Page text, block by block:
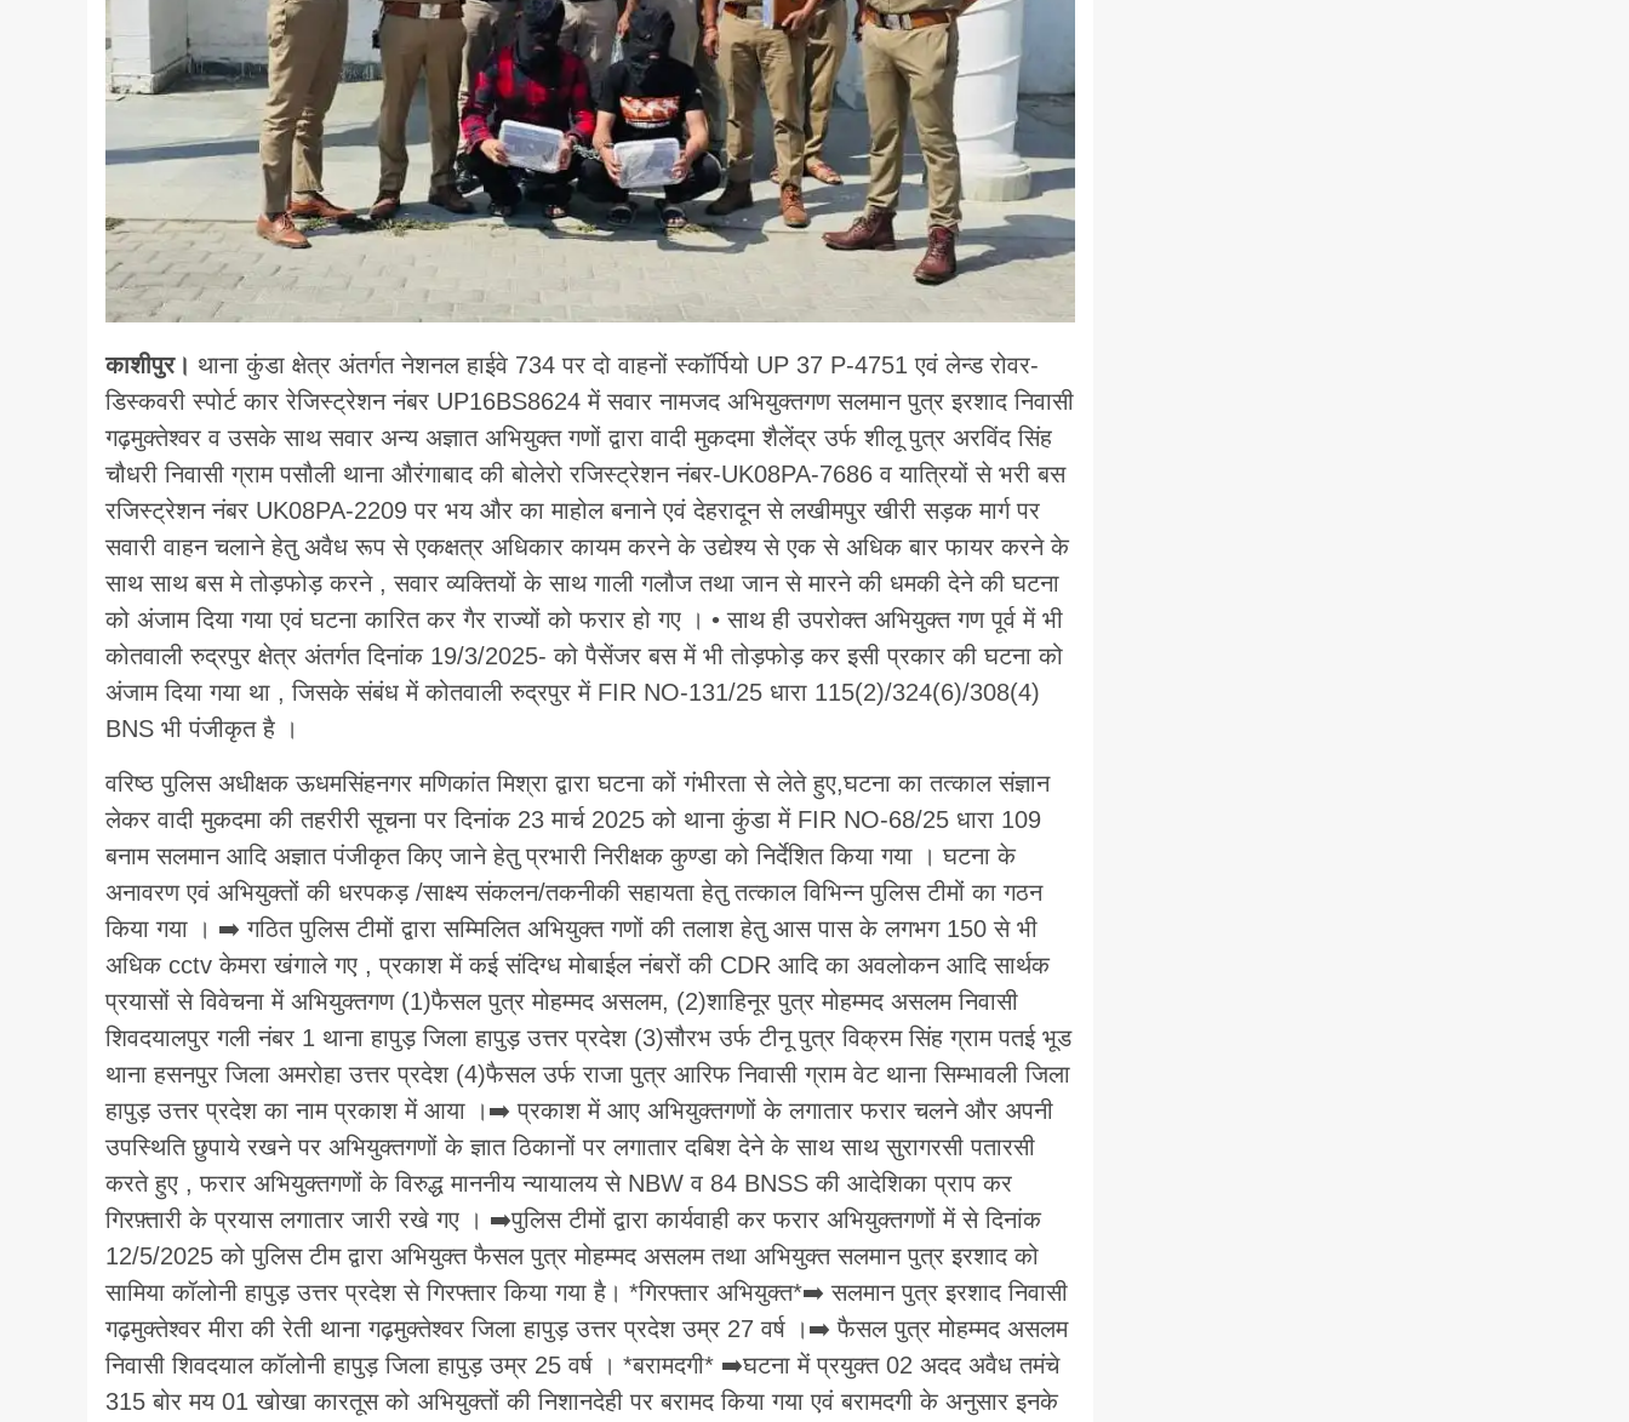
काशीपुर। थाना कुंडा क्षेत्र अंतर्गत नेशनल हाईवे 734 पर दो वाहनों स्कॉर्पियो UP 37 P-4751 एवं लेन्ड रोवर-
डिस्कवरी स्पोर्ट कार रेजिस्ट्रेशन नंबर UP16BS8624 में सवार नामजद अभियुक्तगण सलमान पुत्र इरशाद निवासी
गढ़मुक्तेश्वर व उसके साथ सवार अन्य अज्ञात अभियुक्त गणों द्वारा वादी मुकदमा शैलेंद्र उर्फ शीलू पुत्र अरविंद सिंह
चौधरी निवासी ग्राम पसौली थाना औरंगाबाद की बोलेरो रजिस्ट्रेशन नंबर-UK08PA-7686 व यात्रियों से भरी बस
रजिस्ट्रेशन नंबर UK08PA-2209 पर भय और का माहोल बनाने एवं देहरादून से लखीमपुर खीरी सड़क मार्ग पर
सवारी वाहन चलाने हेतु अवैध रूप से एकक्षत्र अधिकार कायम करने के उद्येश्य से एक से अधिक बार फायर करने के
साथ साथ बस मे तोड़फोड़ करने , सवार व्यक्तियों के साथ गाली गलौज तथा जान से मारने की धमकी देने की घटना
को अंजाम दिया गया एवं घटना कारित कर गैर राज्यों को फरार हो गए । • साथ ही उपरोक्त अभियुक्त गण पूर्व में भी
कोतवाली रुद्रपुर क्षेत्र अंतर्गत दिनांक 19/3/2025- को पैसेंजर बस में भी तोड़फोड़ कर इसी प्रकार की घटना को
अंजाम दिया गया था , जिसके संबंध में कोतवाली रुद्रपुर में FIR NO-131/25 धारा 115(2)/324(6)/308(4)
BNS भी पंजीकृत है ।
वरिष्ठ पुलिस अधीक्षक ऊधमसिंहनगर मणिकांत मिश्रा द्वारा घटना कों गंभीरता से लेते हुए,घटना का तत्काल संज्ञान
लेकर वादी मुकदमा की तहरीरी सूचना पर दिनांक 23 मार्च 2025 को थाना कुंडा में FIR NO-68/25 धारा 109
बनाम सलमान आदि अज्ञात पंजीकृत किए जाने हेतु प्रभारी निरीक्षक कुण्डा को निर्देशित किया गया । घटना के
अनावरण एवं अभियुक्तों की धरपकड़ /साक्ष्य संकलन/तकनीकी सहायता हेतु तत्काल विभिन्न पुलिस टीमों का गठन
किया गया । ➡️ गठित पुलिस टीमों द्वारा सम्मिलित अभियुक्त गणों की तलाश हेतु आस पास के लगभग 150 से भी
अधिक cctv केमरा खंगाले गए , प्रकाश में कई संदिग्ध मोबाईल नंबरों की CDR आदि का अवलोकन आदि सार्थक
प्रयासों से विवेचना में अभियुक्तगण (1)फैसल पुत्र मोहम्मद असलम, (2)शाहिनूर पुत्र मोहम्मद असलम निवासी
शिवदयालपुर गली नंबर 1 थाना हापुड़ जिला हापुड़ उत्तर प्रदेश (3)सौरभ उर्फ टीनू पुत्र विक्रम सिंह ग्राम पतई भूड
थाना हसनपुर जिला अमरोहा उत्तर प्रदेश (4)फैसल उर्फ राजा पुत्र आरिफ निवासी ग्राम वेट थाना सिम्भावली जिला
हापुड़ उत्तर प्रदेश का नाम प्रकाश में आया ।➡️ प्रकाश में आए अभियुक्तगणों के लगातार फरार चलने और अपनी
उपस्थिति छुपाये रखने पर अभियुक्तगणों के ज्ञात ठिकानों पर लगातार दबिश देने के साथ साथ सुरागरसी पतारसी
करते हुए , फरार अभियुक्तगणों के विरुद्ध माननीय न्यायालय से NBW व 84 BNSS की आदेशिका प्राप कर
गिरफ़्तारी के प्रयास लगातार जारी रखे गए । ➡️पुलिस टीमों द्वारा कार्यवाही कर फरार अभियुक्तगणों में से दिनांक
12/5/2025 को पुलिस टीम द्वारा अभियुक्त फैसल पुत्र मोहम्मद असलम तथा अभियुक्त सलमान पुत्र इरशाद को
सामिया कॉलोनी हापुड़ उत्तर प्रदेश से गिरफ्तार किया गया है। *गिरफ्तार अभियुक्त*➡️ सलमान पुत्र इरशाद निवासी
गढ़मुक्तेश्वर मीरा की रेती थाना गढ़मुक्तेश्वर जिला हापुड़ उत्तर प्रदेश उम्र 27 वर्ष ।➡️ फैसल पुत्र मोहम्मद असलम
निवासी शिवदयाल कॉलोनी हापुड़ जिला हापुड़ उम्र 25 वर्ष । *बरामदगी* ➡️घटना में प्रयुक्त 02 अदद अवैध तमंचे
315 बोर मय 01 खोखा कारतूस को अभियुक्तों की निशानदेही पर बरामद किया गया एवं बरामदगी के अनुसार इनके